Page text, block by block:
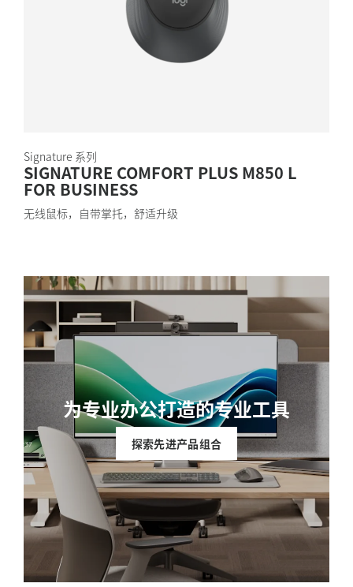
Signature 系列
SIGNATURE COMFORT PLUS M850 L
FOR BUSINESS
无线鼠标，自带掌托，舒适升级
为专业办公打造的专业工具
探索先进产品组合